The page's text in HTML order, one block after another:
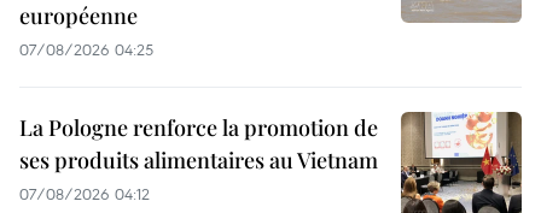
européenne
07/08/2026 04:25
La Pologne renforce la promotion de
ses produits alimentaires au Vietnam
07/08/2026 04:12